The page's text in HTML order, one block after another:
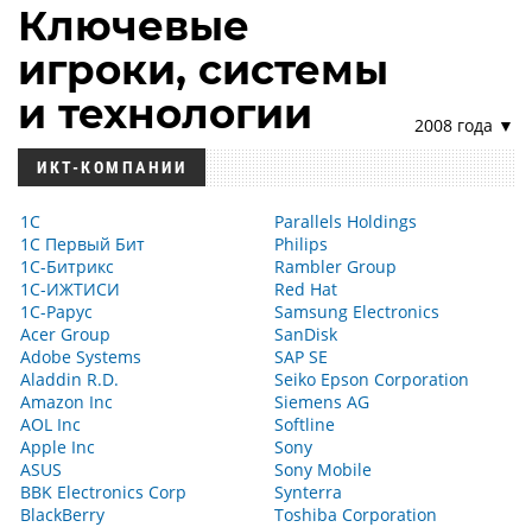
Ключевые
игроки, системы
и технологии
2008 года ▼
ИКТ-КОМПАНИИ
1С
1С Первый Бит
1С-Битрикс
1С-ИЖТИСИ
1С-Рарус
Acer Group
Adobe Systems
Aladdin R.D.
Amazon Inc
AOL Inc
Apple Inc
ASUS
BBK Electronics Corp
BlackBerry
Parallels Holdings
Philips
Rambler Group
Red Hat
Samsung Electronics
SanDisk
SAP SE
Seiko Epson Corporation
Siemens AG
Softline
Sony
Sony Mobile
Synterra
Toshiba Corporation